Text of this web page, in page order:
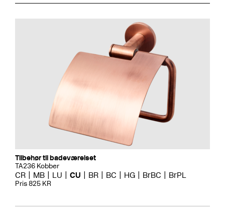
Tilbehør til badeværelset
TA236 Kobber
CR MB LU CU BR BC HG BrBC BrPL
Pris 825 KR